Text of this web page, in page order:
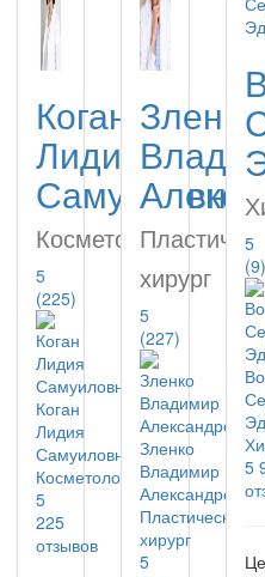
Коган
Лидия
Самуиловна
Косметолог
5
(225)
Коган
Лидия
Самуиловна
Косметолог
5
225
отзывов
Зленко
хирург
5
(227)
Зленко
Владимир
Александрович
Пластический
хирург
5
5
(9)
5